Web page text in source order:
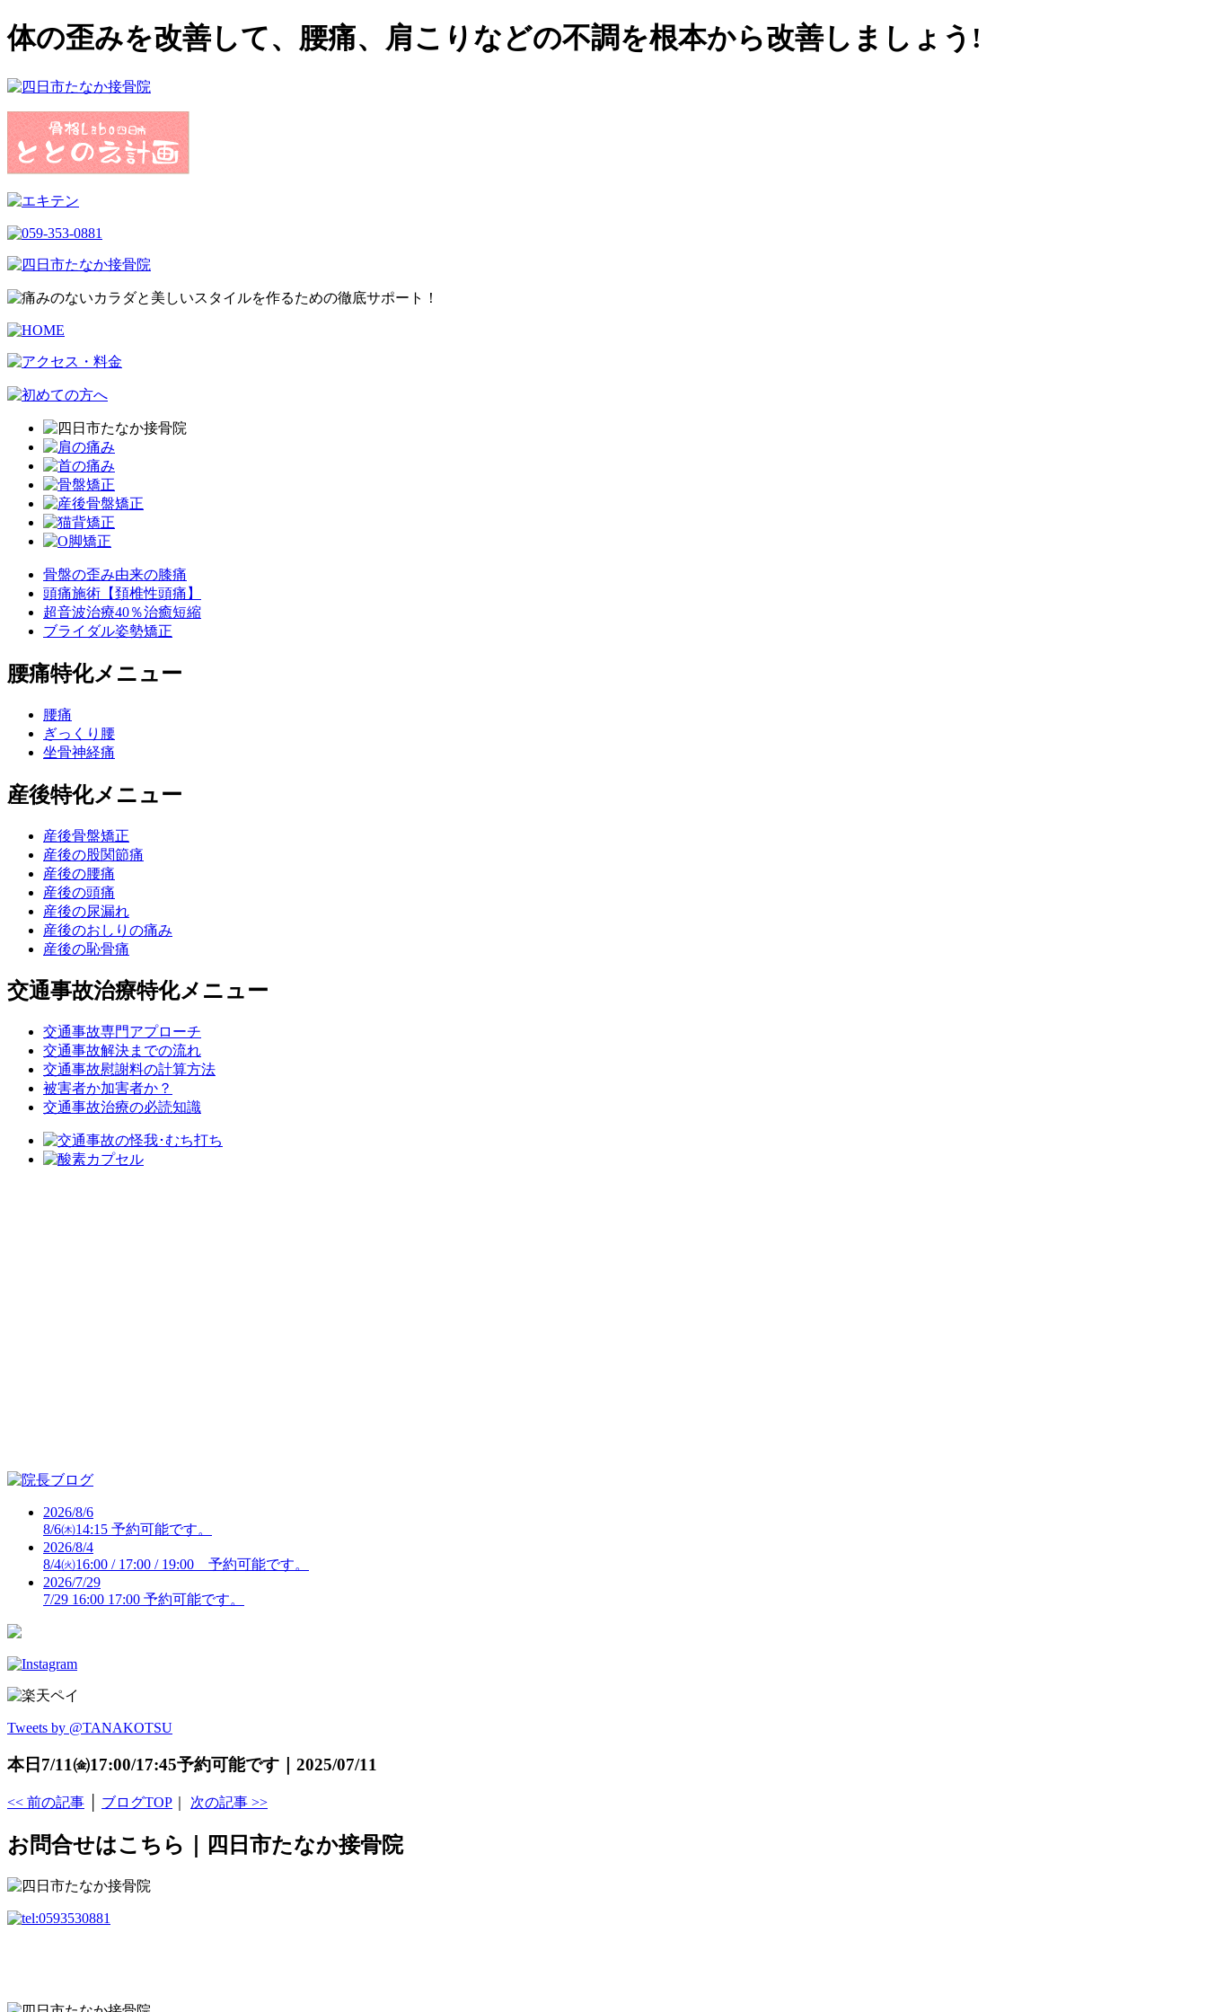
体の歪みを改善して、腰痛、肩こりなどの不調を根本から改善しましょう!
骨盤の歪み由来の膝痛
頭痛施術【頚椎性頭痛】
超音波治療40％治癒短縮
ブライダル姿勢矯正
腰痛特化メニュー
腰痛
ぎっくり腰
坐骨神経痛
産後特化メニュー
産後骨盤矯正
産後の股関節痛
産後の腰痛
産後の頭痛
産後の尿漏れ
産後のおしりの痛み
産後の恥骨痛
交通事故治療特化メニュー
交通事故専門アプローチ
交通事故解決までの流れ
交通事故慰謝料の計算方法
被害者か加害者か？
交通事故治療の必読知識
2026/8/6
8/6㈭14:15 予約可能です。
2026/8/4
8/4㈫16:00 / 17:00 / 19:00 予約可能です。
2026/7/29
7/29 16:00 17:00 予約可能です。
Tweets by @TANAKOTSU
本日7/11㈮17:00/17:45予約可能です｜2025/07/11
<< 前の記事 ブログTOP 次の記事 >>
お問合せはこちら｜四日市たなか接骨院